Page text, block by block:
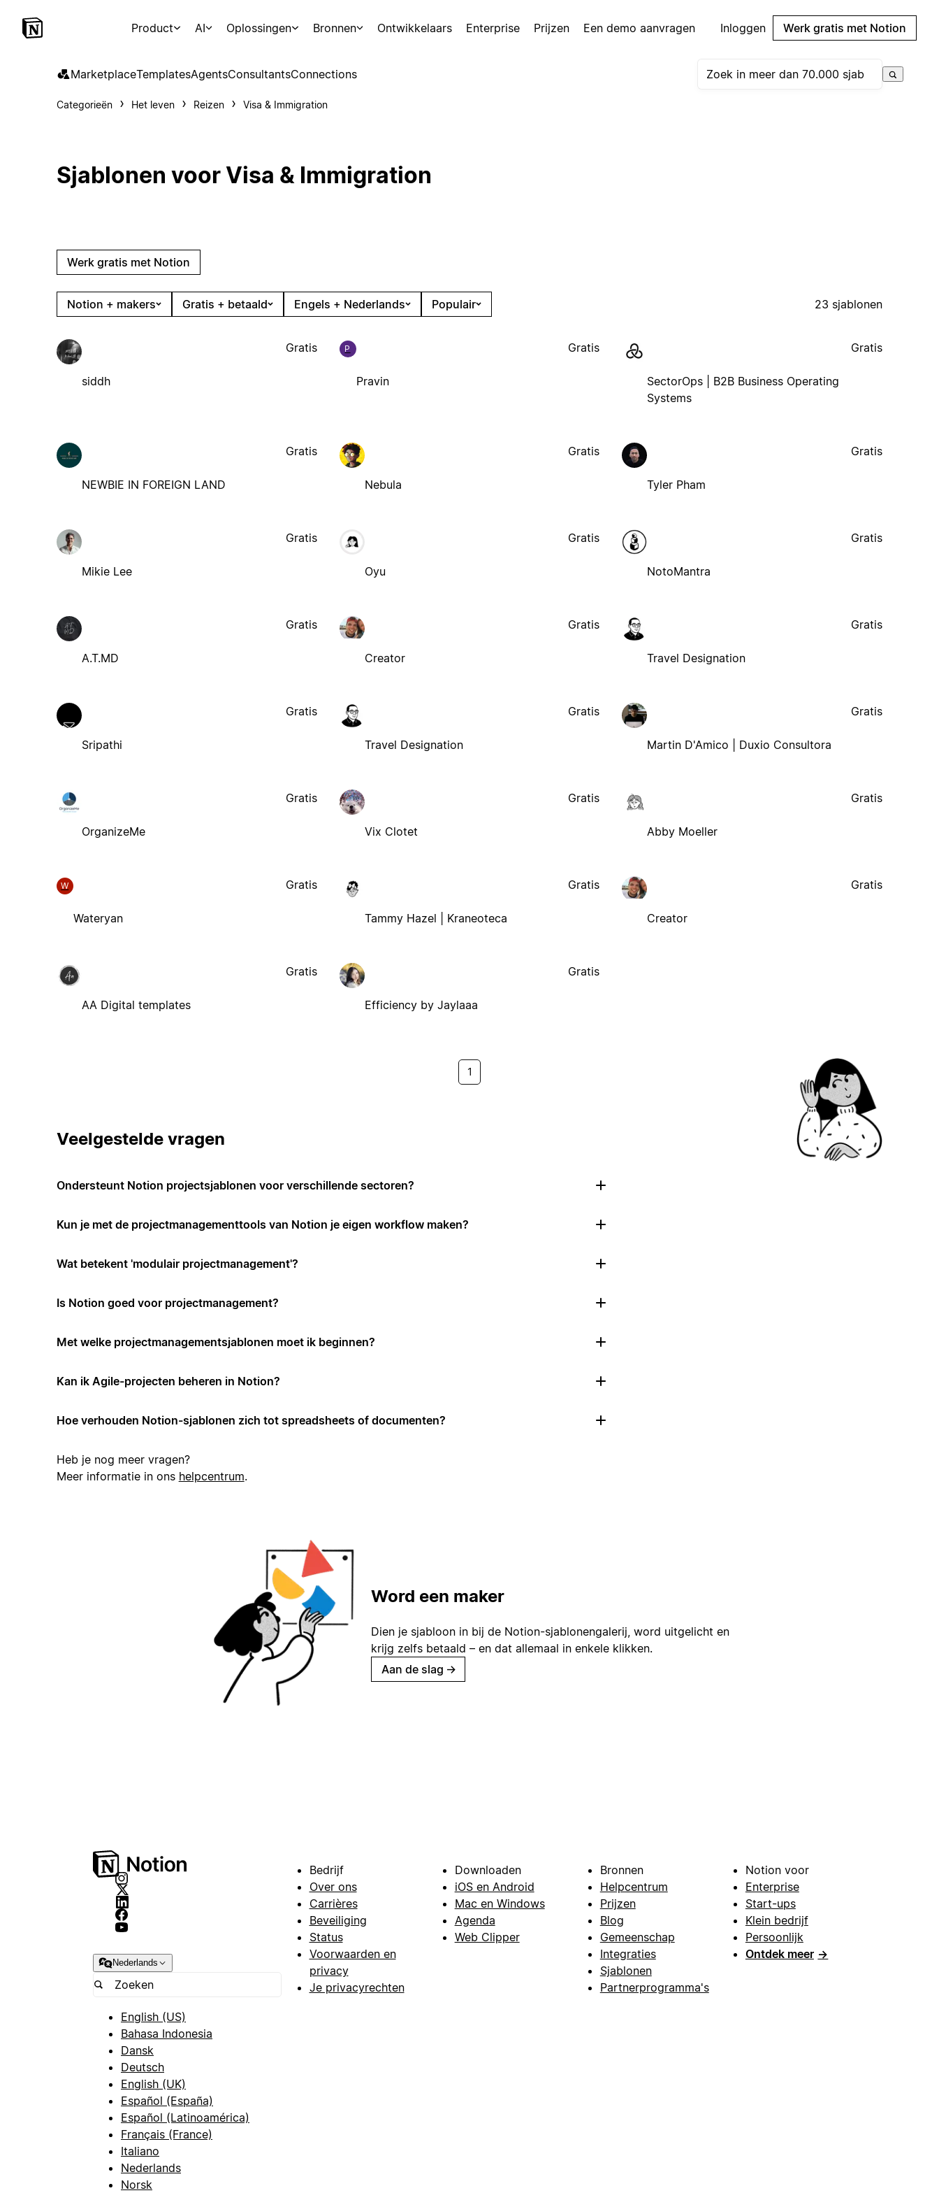
Product AI Oplossingen Bronnen Ontwikkelaars Enterprise Prijzen Een demo aanvragen Inloggen Werk gratis met Notion
MarketplaceTemplatesAgentsConsultantsConnections
Categorieën Het leven Reizen Visa & Immigration
Sjablonen voor Visa & Immigration
Werk gratis met Notion
Notion + makers Gratis + betaald Engels + Nederlands Populair 23 sjablonen
siddh
Gratis P
Pravin
Gratis
SectorOps | B2B Business Operating
Systems
Gratis
NEWBIE IN FOREIGN LAND
Gratis
Nebula
Gratis
Tyler Pham
Gratis
Mikie Lee
Gratis
Oyu
Gratis
NotoMantra
Gratis
A.T.MD
Gratis
Creator
Gratis
Travel Designation
Gratis
Sripathi
Gratis
Travel Designation
Gratis
Martin D'Amico | Duxio Consultora
Gratis
OrganizeMe
Gratis
Vix Clotet
Gratis
Abby Moeller
Gratis
W
Wateryan
Gratis
Tammy Hazel | Kraneoteca
Gratis
Creator
Gratis
AA Digital templates
Gratis
Efficiency by Jaylaaa
Gratis
1
Veelgestelde vragen
Ondersteunt Notion projectsjablonen voor verschillende sectoren?
Kun je met de projectmanagementtools van Notion je eigen workflow maken?
Wat betekent 'modulair projectmanagement'?
Is Notion goed voor projectmanagement?
Met welke projectmanagementsjablonen moet ik beginnen?
Kan ik Agile-projecten beheren in Notion?
Hoe verhouden Notion-sjablonen zich tot spreadsheets of documenten?
Heb je nog meer vragen?
Meer informatie in ons helpcentrum.
Word een maker
Dien je sjabloon in bij de Notion-sjablonengalerij, word uitgelicht en
krijg zelfs betaald – en dat allemaal in enkele klikken.
Aan de slag →
Nederlands
English (US)
Bahasa Indonesia
Dansk
Deutsch
English (UK)
Español (España)
Español (Latinoamérica)
Français (France)
Italiano
Nederlands
Norsk
Bedrijf
Over ons
Carrières
Beveiliging
Status
Voorwaarden en
privacy
Je privacyrechten
Downloaden
iOS en Android
Mac en Windows
Agenda
Web Clipper
Bronnen
Helpcentrum
Prijzen
Blog
Gemeenschap
Integraties
Sjablonen
Partnerprogramma's
Notion voor
Enterprise
Start-ups
Klein bedrijf
Persoonlijk
Ontdek meer →